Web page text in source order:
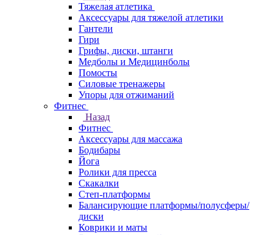
Тяжелая атлетика
Аксессуары для тяжелой атлетики
Гантели
Гири
Грифы, диски, штанги
Медболы и Медицинболы
Помосты
Силовые тренажеры
Упоры для отжиманий
Фитнес
Назад
Фитнес
Аксессуары для массажа
Бодибары
Йога
Ролики для пресса
Скакалки
Степ-платформы
Балансирующие платформы/полусферы/
диски
Коврики и маты